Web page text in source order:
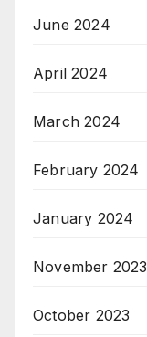
June 2024
April 2024
March 2024
February 2024
January 2024
November 2023
October 2023